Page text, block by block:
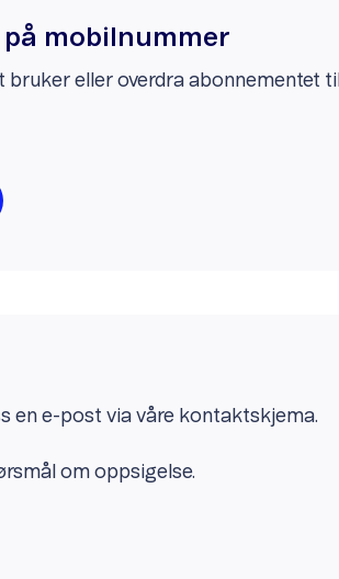
mobilnummer
eller overdra abonnementet
en e-post via våre kontaktskjema.
om oppsigelse.